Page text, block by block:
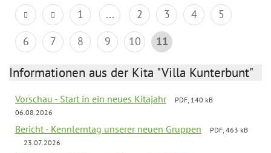
1 ... 2 3 4
5
6
7 8 9 10 11
Informationen aus der Kita "Villa Kunterbunt"
Vorschau - Start in ein neues Kitajahr
PDF, 140 kB
06.08.2026
Bericht - Kennlerntag unserer neuen Gruppen
PDF, 463 kB
23.07.2026